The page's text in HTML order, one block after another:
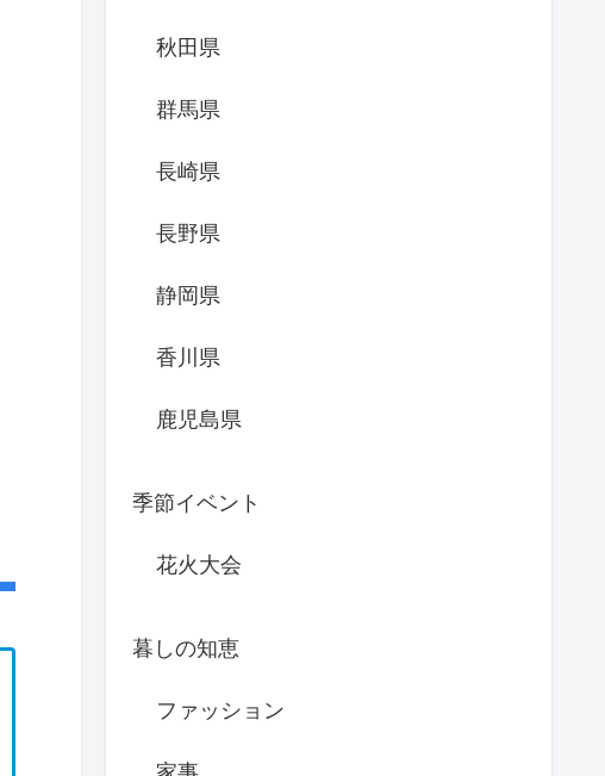
秋田県
群馬県
長崎県
長野県
静岡県
香川県
鹿児島県
季節イベント
花火大会
暮しの知恵
ファッション